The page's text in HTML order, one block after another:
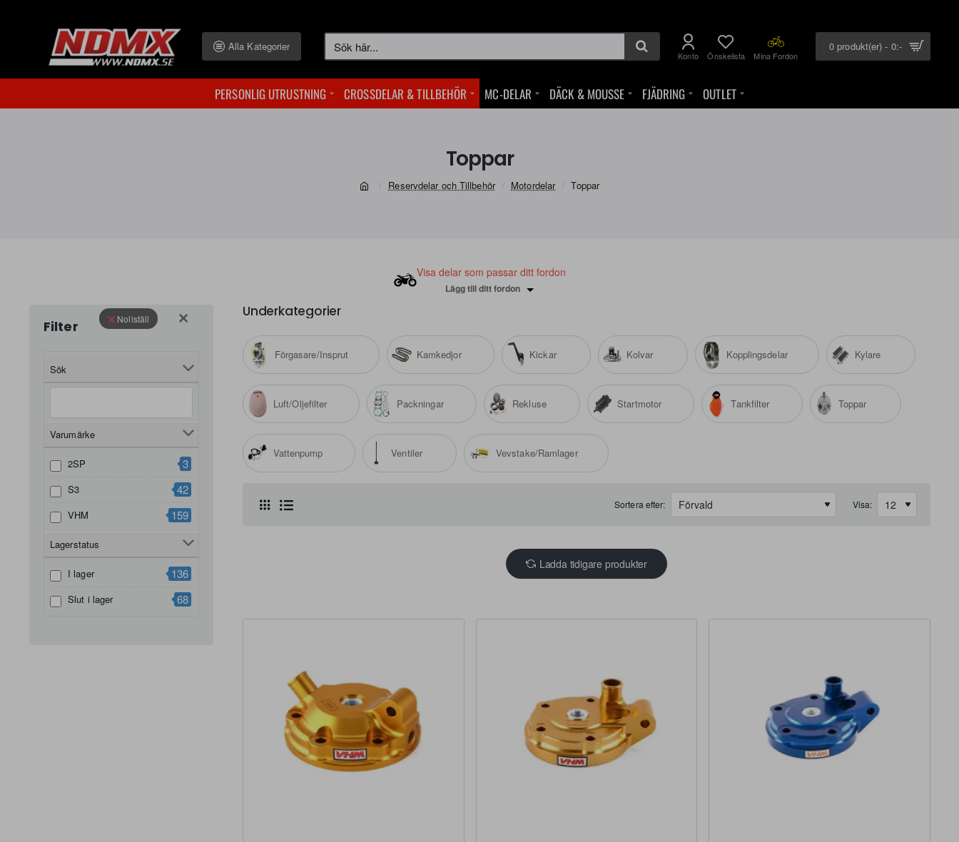
Alla Kategorier
Sök
Konto Önskelista Mina Fordon
0 produkt(er) - 0:-
PERSONLIG UTRUSTNING CROSSDELAR & TILLBEHÖR MC-DELAR DÄCK & MOUSSE FJÄDRING OUTLET
Toppar
home
Reservdelar och Tillbehör Motordelar Toppar
Visa delar som passar ditt fordon
Lägg till ditt fordon
Filter Nollställ
Sök
Varumärke
2SP 3
S3 42
VHM 159
Lagerstatus
I lager 136
Slut i lager 68
Underkategorier
Förgasare/Insprut Kamkedjor Kickar Kolvar Kopplingsdelar Kylare
Luft/Oljefilter Packningar Rekluse Startmotor Tankfilter Toppar
Vattenpump Ventiler Vevstake/Ramlager
Sortera efter: Visa:
Ladda tidigare produkter